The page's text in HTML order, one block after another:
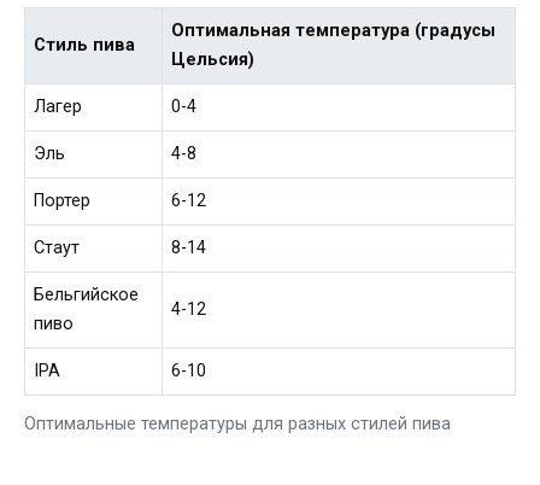
Оптимальные температуры для разных стилей пива
Стиль пива
Оптимальная температура (градусы
Цельсия)
Лагер 0-4
Эль 4-8
Портер 6-12
Стаут 8-14
Бельгийское
пиво
4-12
IPA 6-10